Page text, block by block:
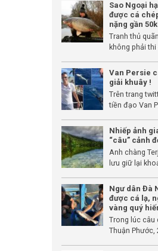
Sao Ngoại
được cá
nặng gần
Tranh thủ
không phải
Van Persie
giải khuây !
Trên trang
tiền đạo Van
Nhiếp ảnh
“câu” cảnh
Anh chàng
lưu giữ lại
Ngư dân Đà
được cá lạ,
vàng quý
Trong lúc câu
Thuận Phước,